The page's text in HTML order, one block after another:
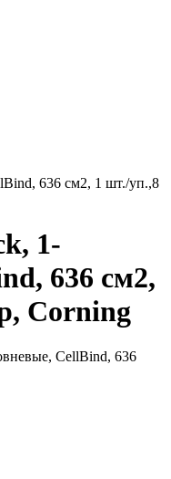
636 см2, 1 шт./уп.,8
1-
636 см2,
Corning